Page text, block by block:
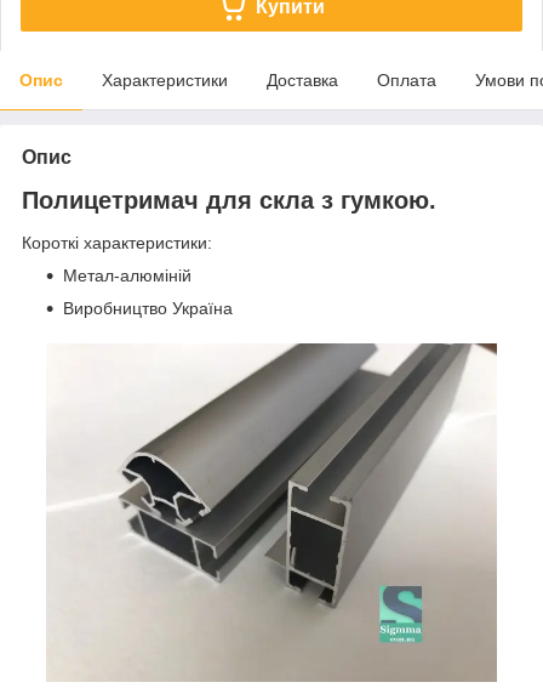
Купити
Опис Характеристики Доставка Оплата Умови
Опис
Полицетримач для скла з гумкою.
Короткі характеристики:
Метал-алюміній
Виробництво Україна